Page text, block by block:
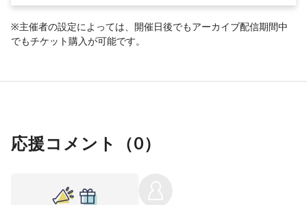
※主催者の設定によっては、開催日後でもアーカイブ配信期間中
でもチケット購入が可能です。
応援コメント（0）